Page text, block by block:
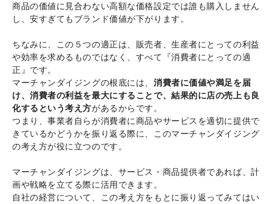
商品の価値に見合わない高額な価格設定では誰も購入しません
し、安すぎてもブランド価値が下がります。
ちなみに、この５つの適正は、販売者、生産者にとっての利益
や効率を求めるものではなく、すべて『消費者にとっての適
正』です。
マーチャンダイジングの根底には、 消費者に価値や満足を届
け、消費者の利益を最大にすることで、結果的に店の売上も良
化するという考え方があるからです。
つまり、事業者自らが消費者に商品やサービスを適切に提供で
きているかどうかを振り返る際に、このマーチャンダイジング
の考え方が役に立つのです。
マーチャンダイジングは、サービス・商品提供者であれば、計
画や戦略を立てる際に活用できます。
自社の経営について、この考え方をもとに振り返ってみてはい